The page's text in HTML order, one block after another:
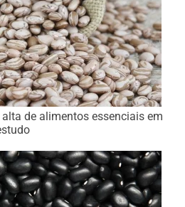
de alimentos essenciais em